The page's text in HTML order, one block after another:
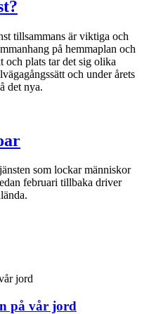
tillsammans är viktiga och
på hemmaplan och
och plats tar det sig olika
och under årets
det nya.
som lockar människor
februari tillbaka driver
på vår jord